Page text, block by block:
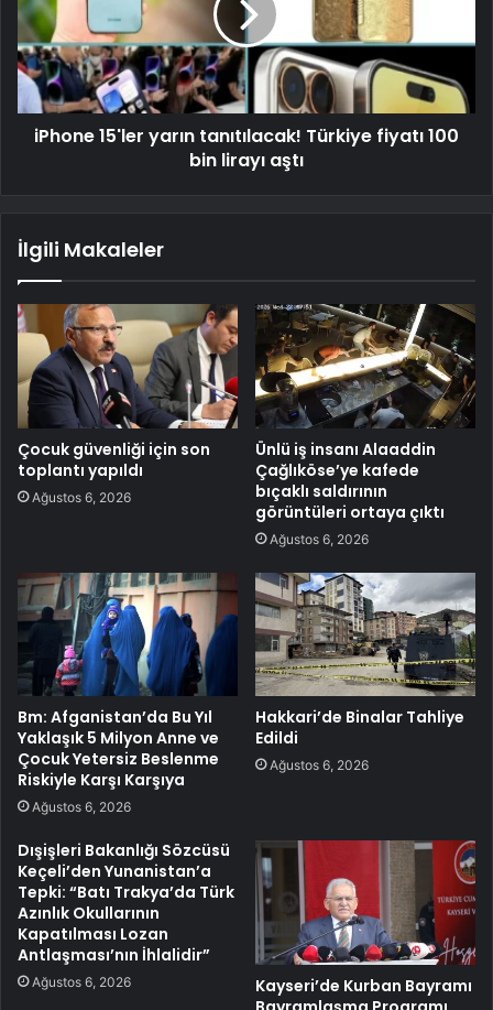
iPhone 15'ler yarın tanıtılacak! Türkiye fiyatı 100
bin lirayı aştı
İlgili Makaleler
Çocuk güvenliği için son
toplantı yapıldı
Ağustos 6, 2026
Ünlü iş insanı Alaaddin
Çağlıköse’ye kafede
bıçaklı saldırının
görüntüleri ortaya çıktı
Ağustos 6, 2026
Bm: Afganistan’da Bu Yıl
Yaklaşık 5 Milyon Anne ve
Çocuk Yetersiz Beslenme
Riskiyle Karşı Karşıya
Ağustos 6, 2026
Hakkari’de Binalar Tahliye
Edildi
Ağustos 6, 2026
Dışişleri Bakanlığı Sözcüsü
Keçeli’den Yunanistan’a
Tepki: “Batı Trakya’da Türk
Azınlık Okullarının
Kapatılması Lozan
Antlaşması’nın İhlalidir”
Ağustos 6, 2026
Kayseri’de Kurban Bayramı